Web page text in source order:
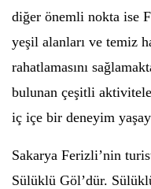
diğer önemli nokta ise
yeşil alanları ve temiz
rahatlamasını
bulunan çeşitli
iç içe bir deneyim
Sakarya Ferizli’nin
Sülüklü Göl’dür.